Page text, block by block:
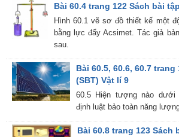
Bài 60.4 trang 122 Sách bài
Hình 60.1 vẽ sơ đồ thiết kế một
bằng lực đẩy Acsimet. Tác giả
sau.
Bài 60.5, 60.6, 60.7
(SBT) Vật lí 9
60.5 Hiện tượng nào dưới
định luật bảo toàn năng
Bài 60.8 trang 123 Sách